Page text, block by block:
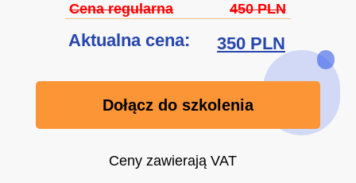
Aktualna cena: 350 PLN
Cena regularna 450 PLN
Ceny zawierają VAT
Dołącz do szkolenia